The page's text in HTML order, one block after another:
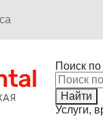
Поиск по
Найти
Услуги,